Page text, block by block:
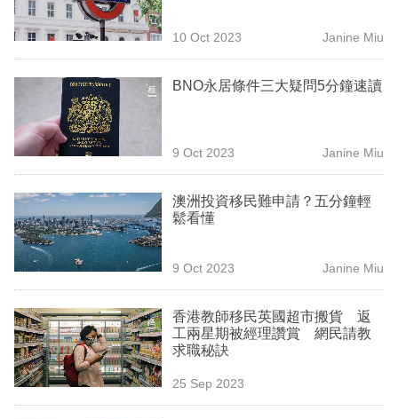
場
生
時
欄
訂
閱
區
10 Oct 2023 Janine Miu
BNO永居條件三大疑問5分鐘速讀
9 Oct 2023 Janine Miu
澳洲投資移民難申請？五分鐘輕
鬆看懂
9 Oct 2023 Janine Miu
香港教師移民英國超市搬貨 返
工兩星期被經理讚賞 網民請教
求職秘訣
25 Sep 2023